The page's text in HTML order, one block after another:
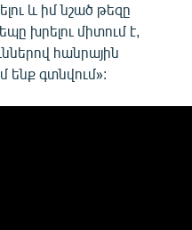
և իմ նշած թեզը
խրելու միտում է,
հանրային
ենք գտնվում»: